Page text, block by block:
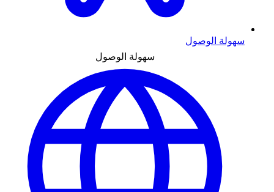
سهولة الوصول
سهولة الوصول